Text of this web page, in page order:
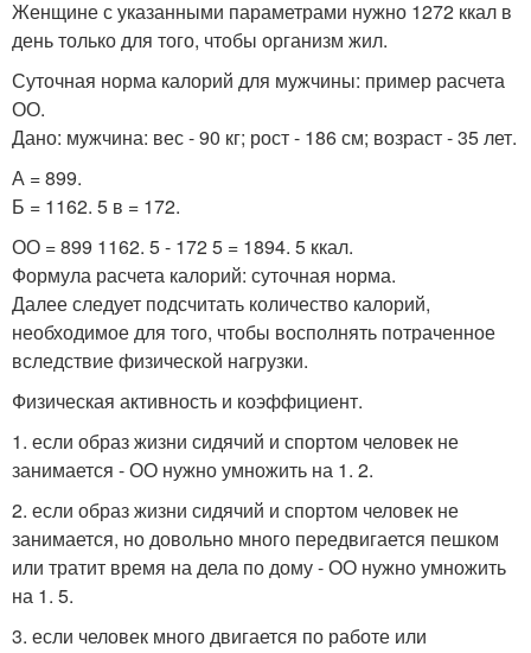
Женщине с указанными параметрами нужно 1272 ккал в
день только для того, чтобы организм жил.
Суточная норма калорий для мужчины: пример расчета
ОО.
Дано: мужчина: вес - 90 кг; рост - 186 см; возраст - 35 лет.
А = 899.
Б = 1162. 5 в = 172.
ОО = 899 1162. 5 - 172 5 = 1894. 5 ккал.
Формула расчета калорий: суточная норма.
Далее следует подсчитать количество калорий,
необходимое для того, чтобы восполнять потраченное
вследствие физической нагрузки.
Физическая активность и коэффициент.
1. если образ жизни сидячий и спортом человек не
занимается - ОО нужно умножить на 1. 2.
2. если образ жизни сидячий и спортом человек не
занимается, но довольно много передвигается пешком
или тратит время на дела по дому - ОО нужно умножить
на 1. 5.
3. если человек много двигается по работе или